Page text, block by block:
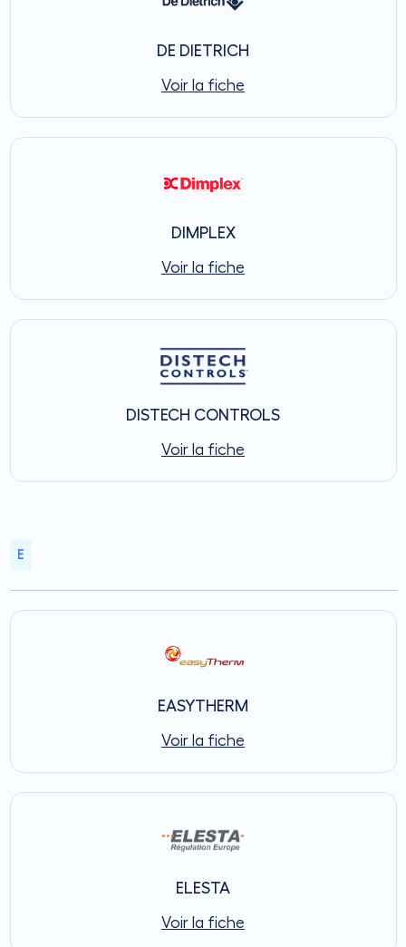
DE DIETRICH
Voir la fiche
DIMPLEX
Voir la fiche
DISTECH CONTROLS
Voir la fiche
E
EASYTHERM
Voir la fiche
ELESTA
Voir la fiche